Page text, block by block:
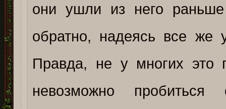
они ушли из него
обратно, надеясь все же
Правда, не у многих это
невозможно пробиться